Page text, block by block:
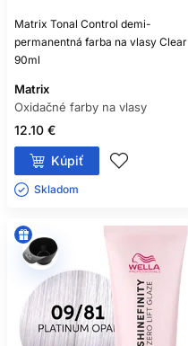
Matrix Tonal Control demi-
permanentná farba na vlasy Clear
90ml
Matrix
Oxidačné farby na vlasy
12.10 €
Kúpiť
Skladom ㅤ